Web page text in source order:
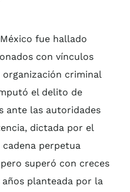
fue hallado
con vínculos
criminal
el delito de
ante las autoridades
dictada por el
cadena perpetua
superó con creces
planteada por la